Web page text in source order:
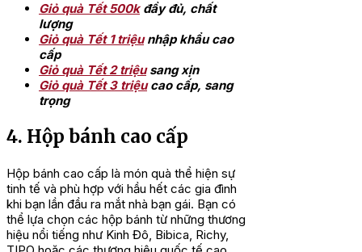
Giỏ quà Tết 500kđầy đủ, chất
lượng
Giỏ quà Tết 1 triệunhập khẩu cao
cấp
Giỏ quà Tết 2 triệusang xịn
Giỏ quà Tết 3 triệucao cấp, sang
trọng
4. Hộp bánh cao cấp
Hộp bánh cao cấp là món quà thể hiện sự
tinh tế và phù hợp với hầu hết các gia đình
khi bạn lần đầu ra mắt nhà bạn gái. Bạn có
thể lựa chọn các hộp bánh từ những thương
hiệu nổi tiếng như Kinh Đô, Bibica, Richy,